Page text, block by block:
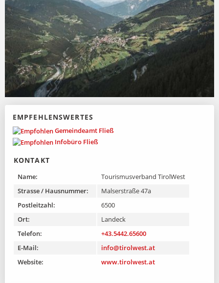
EMPFEHLENSWERTES
Gemeindeamt Fließ
Infobüro Fließ
KONTAKT
Name:
Tourismusverband TirolWest
Strasse / Hausnummer:
Malserstraße 47a
Postleitzahl:
6500
Ort:
Landeck
Telefon:
+43.5442.65600
E-Mail:
info@tirolwest.at
Website:
www.tirolwest.at